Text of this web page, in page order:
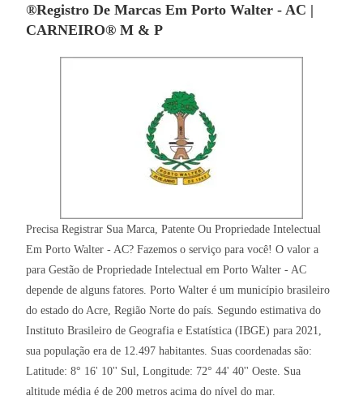
®Registro De Marcas Em Porto Walter - AC |
CARNEIRO® M & P
Precisa Registrar Sua Marca, Patente Ou Propriedade Intelectual
Em Porto Walter - AC? Fazemos o serviço para você! O valor a
para Gestão de Propriedade Intelectual em Porto Walter - AC
depende de alguns fatores. Porto Walter é um município brasileiro
do estado do Acre, Região Norte do país. Segundo estimativa do
Instituto Brasileiro de Geografia e Estatística (IBGE) para 2021,
sua população era de 12.497 habitantes. Suas coordenadas são:
Latitude: 8° 16' 10'' Sul, Longitude: 72° 44' 40'' Oeste. Sua
altitude média é de 200 metros acima do nível do mar.